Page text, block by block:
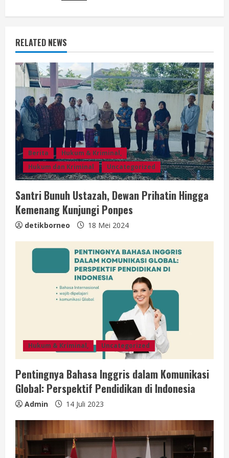
e
a
d
i
n
g
RELATED NEWS
Berita
Hukum & Kriminal,
Hukum dan Kriminal
Uncategorized
Santri Bunuh Ustazah, Dewan Prihatin Hingga
Kemenang Kunjungi Ponpes
detikborneo 18 Mei 2024
Hukum & Kriminal, Uncategorized
Pentingnya Bahasa Inggris dalam Komunikasi
Global: Perspektif Pendidikan di Indonesia
Admin 14 Juli 2023